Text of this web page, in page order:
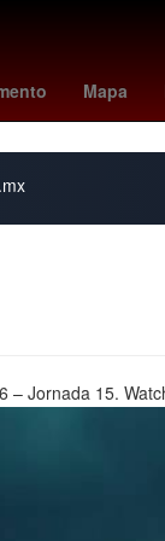
Mapa
Dallas
Jornada 15.